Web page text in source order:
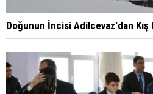
Doğunun İncisi Adilcevaz'dan Kış